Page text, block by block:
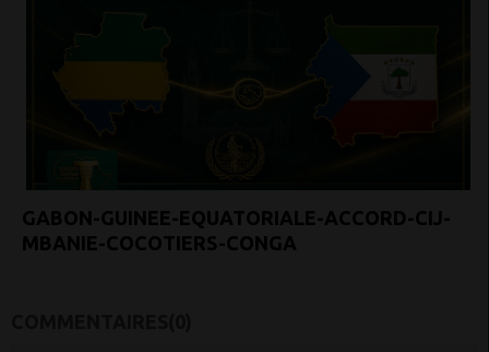
GABON-GUINEE-EQUATORIALE-ACCORD-CIJ-
MBANIE-COCOTIERS-CONGA